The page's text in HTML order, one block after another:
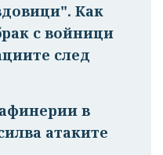
Как
с войници
след
в
атаките